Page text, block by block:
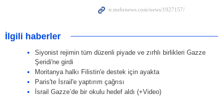
İlgili haberler
Siyonist rejimin tüm düzenli piyade ve zırhlı birlikleri Gazze
Şeridi'ne girdi
Moritanya halkı Filistin'e destek için ayakta
Paris'te İsrail'e yaptırım çağrısı
İsrail Gazze’de bir okulu hedef aldı (+Video)